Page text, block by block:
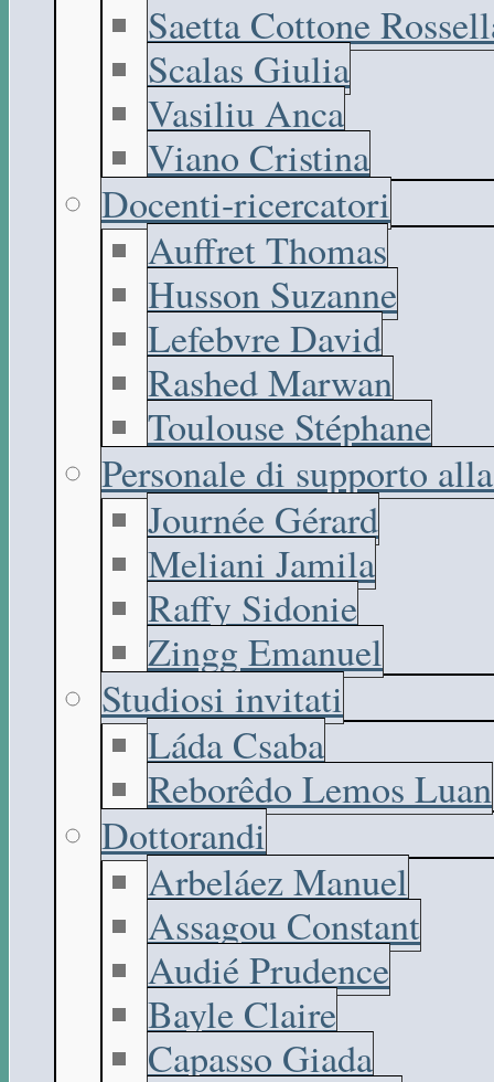
Saetta Cottone
Scalas Giulia
Vasiliu Anca
Viano Cristina
Docenti-ricercatori
Auffret Thomas
Husson Suzanne
Lefebvre David
Rashed Marwan
Toulouse Stéphane
Personale di supporto
Journée Gérard
Meliani Jamila
Raffy Sidonie
Zingg Emanuel
Studiosi invitati
Láda Csaba
Reborêdo Lemos Luan
Dottorandi
Arbeláez Manuel
Assagou Constant
Audié Prudence
Bayle Claire
Capasso Giada